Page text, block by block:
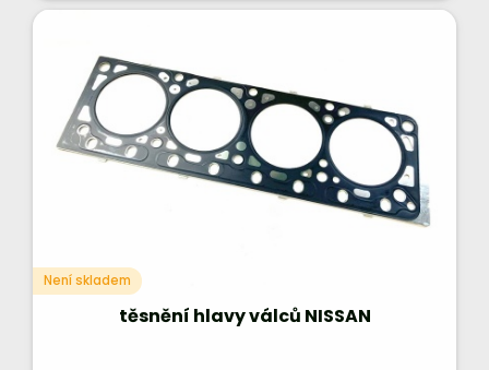
Není skladem
těsnění hlavy válců NISSAN